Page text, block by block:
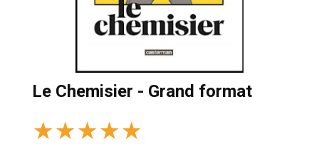
Le Chemisier - Grand format
★★★★★